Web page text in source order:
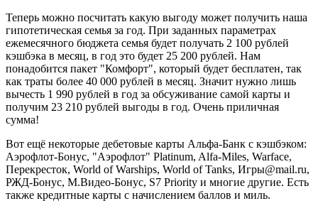
Теперь можно посчитать какую выгоду может получить наша
гипотетическая семья за год. При заданных параметрах
ежемесячного бюджета семья будет получать 2 100 рублей
кэшбэка в месяц, в год это будет 25 200 рублей. Нам
понадобится пакет "Комфорт", который будет бесплатен, так
как траты более 40 000 рублей в месяц. Значит нужно лишь
вычесть 1 990 рублей в год за обсуживание самой карты и
получим 23 210 рублей выгоды в год. Очень приличная
сумма!
Вот ещё некоторые дебетовые карты Альфа-Банк с кэшбэком:
Аэрофлот-Бонус, "Аэрофлот" Platinum, Alfa-Miles, Warface,
Перекресток, World of Warships, World of Tanks, Игры@mail.ru,
РЖД-Бонус, М.Видео-Бонус, S7 Priority и многие другие. Есть
также кредитные карты с начислением баллов и миль.